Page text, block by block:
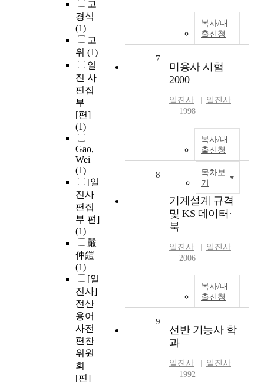
고
경식
(1)
고
위 (1)
일
진 사
편집
부
[편]
(1)
Gao,
Wei
(1)
[일
진사
편집
부 편]
(1)
嚴
仲鎧
(1)
[일
진사]
전산
용어
사전
편찬
위원
회
[편]
복사/대
출신청
7
미용사 시험
2000
일진사
일진사
1998
복사/대
출신청
목차보
기
8
기계설계 규격
및 KS 데이터·
북
일진사
일진사
2006
복사/대
출신청
9
선반 기능사 학
과
일진사
일진사
1992